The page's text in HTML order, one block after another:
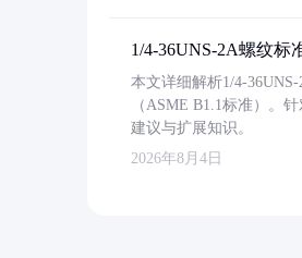
1/4-36UNS-2A螺纹标
本文详细解析1/4-
（ASME B1.1标准）。
建议与扩展知识。
2026年8月4日